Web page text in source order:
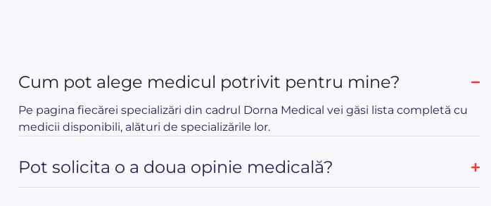
Cum pot alege medicul potrivit pentru mine?
Pe pagina fiecărei specializări din cadrul Dorna Medical vei găsi lista completă cu
medicii disponibili, alături de specializările lor.
Pot solicita o a doua opinie medicală?